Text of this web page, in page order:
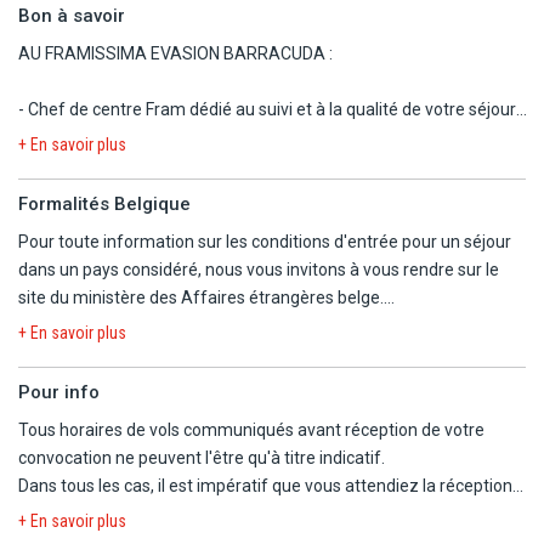
Bon à savoir
AU FRAMISSIMA EVASION BARRACUDA :
- Chef de centre Fram dédié au suivi et à la qualité de votre séjour.
- Service de ménage quotidien.
- Hôtel non adapté aux personnes à mobilité réduite.
pour les serviettes qu'ils doivent montrer à leur arrivée à la
piscine).
- Dîner de Noël (24/12) et déjeuner du Nouvel An (31/12), dîner de
l'Assomption (15/8).
demande, en supplément).
- COURANT ELECTRIQUE : 240V et 50Hz. Type G. Adaptateur
Info vérité : l'hôtel accueille un nombre conséquent de clients
+ En savoir plus
Formalités Belgique
Pour toute information sur les conditions d'entrée pour un séjour
dans un pays considéré, nous vous invitons à vous rendre sur le
site du ministère des Affaires étrangères belge.
https://diplomatie.belgium.be/fr/Services/voyager_a_letranger/
+ En savoir plus
Pour info
Tous horaires de vols communiqués avant réception de votre
convocation ne peuvent l'être qu'à titre indicatif.
Dans tous les cas, il est impératif que vous attendiez la réception
de la convocation comprenant les horaires définitifs avant
+ En savoir plus